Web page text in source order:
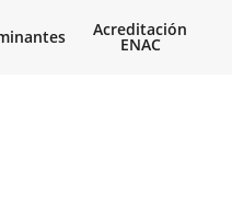
Acreditación
ENAC